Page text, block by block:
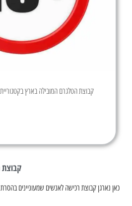
קבוצת
כאן נארגן קבוצת רכישה לאנשים שמעוניינים